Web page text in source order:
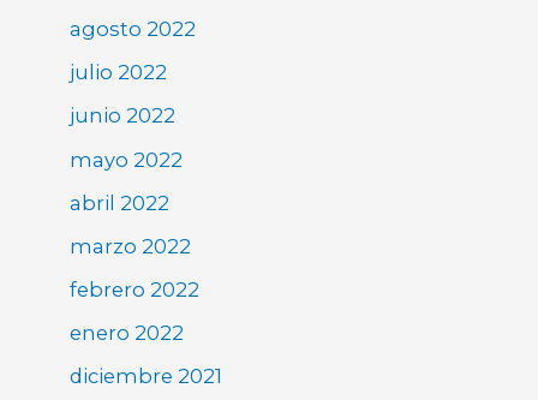
agosto 2022
julio 2022
junio 2022
mayo 2022
abril 2022
marzo 2022
febrero 2022
enero 2022
diciembre 2021